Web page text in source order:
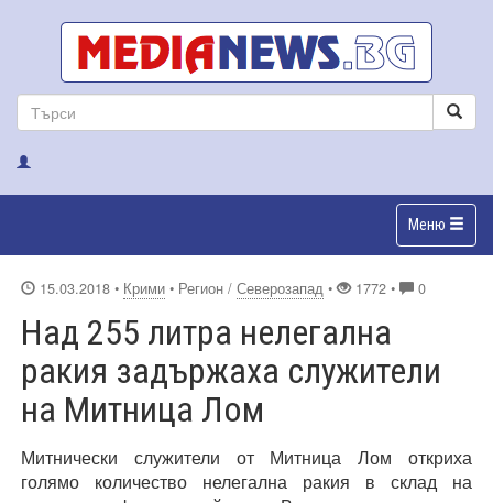
Меню
15.03.2018 • Крими • Регион / Северозапад • 1772 • 0
Над 255 литра нелегална
ракия задържаха служители
на Митница Лом
Митнически служители от Митница Лом откриха
голямо количество нелегална ракия в склад на